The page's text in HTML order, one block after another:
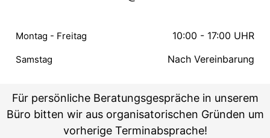
Montag - Freitag 10:00 - 17:00 UHR
Samstag Nach Vereinbarung
Für persönliche Beratungsgespräche in unserem
Büro bitten wir aus organisatorischen Gründen um
vorherige Terminabsprache!